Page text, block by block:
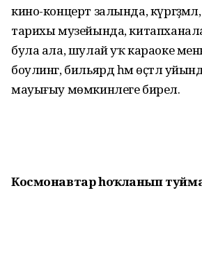
кино-концерт залында,
тарихы музейында,
була ала, шулай уҡ караоке
боулинг, бильярд һәм өҫтәл
мауығыу мөмкинлеге бирелә.
Космонавтарһоҡланып